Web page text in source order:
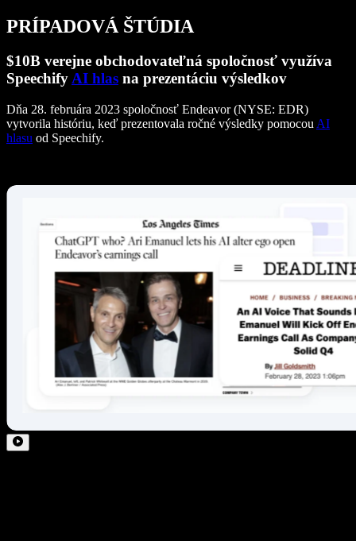
PRÍPADOVÁ ŠTÚDIA
$10B verejne obchodovateľná spoločnosť využíva
SpeechifyAI hlas na prezentáciu výsledkov
Dňa 28. februára 2023 spoločnosť Endeavor (NYSE: EDR)
vytvorila históriu, keď prezentovala ročné výsledky pomocou AI
hlasu od Speechify.